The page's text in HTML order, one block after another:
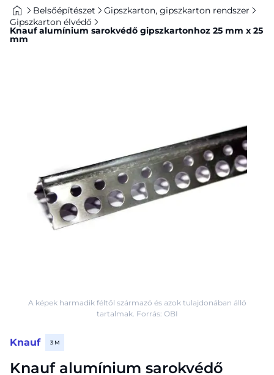
Belsőépítészet
Gipszkarton, gipszkarton rendszer
Gipszkarton élvédő
Knauf alumínium sarokvédő gipszkartonhoz 25 mm x 25
mm
Knauf 3 M
Knauf alumínium sarokvédő
A képek harmadik féltől származó és azok tulajdonában álló
tartalmak. Forrás: OBI